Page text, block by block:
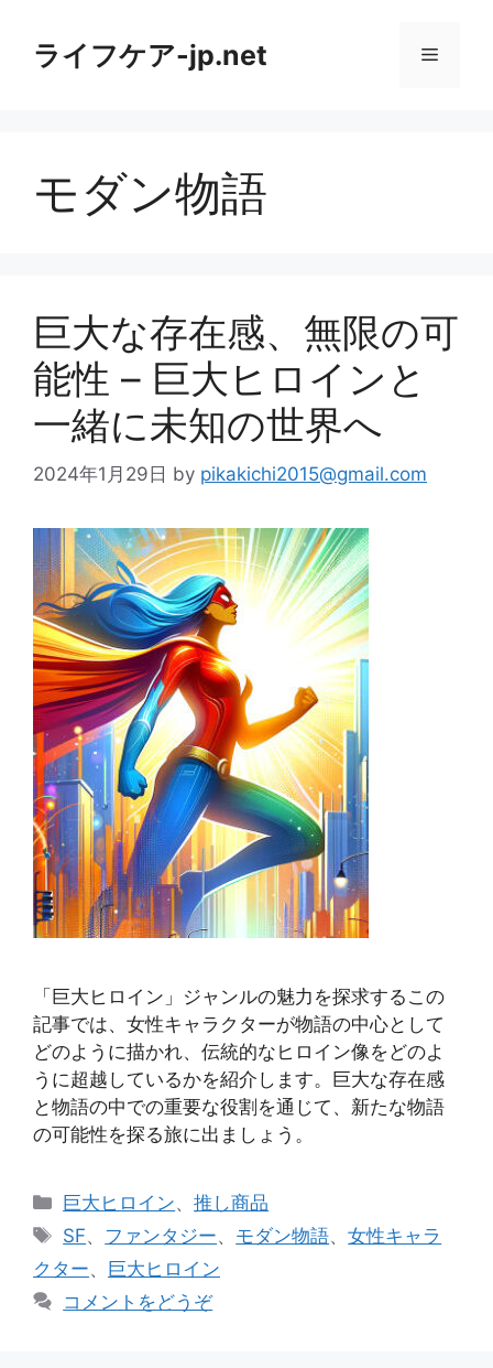
ライフケア-jp.net メ
モダン物語
巨大な存在感、無限の可
能性 – 巨大ヒロインと
一緒に未知の世界へ
2024年1月29日 by pikakichi2015@gmail.com
「巨大ヒロイン」ジャンルの魅力を探求するこの
記事では、女性キャラクターが物語の中心として
どのように描かれ、伝統的なヒロイン像をどのよ
うに超越しているかを紹介します。巨大な存在感
と物語の中での重要な役割を通じて、新たな物語
の可能性を探る旅に出ましょう。
カ
テ
リ
ー
巨大ヒロイン、推し商品
タ
グ
SF、 ファンタジー、 モダン物語、女性キャラ
クター、 巨大ヒロイン
コメントをどうぞ